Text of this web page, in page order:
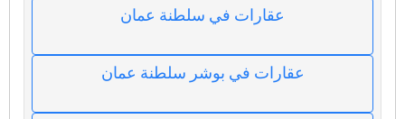
عقارات في سلطنة عمان
عقارات في بوشر سلطنة عمان